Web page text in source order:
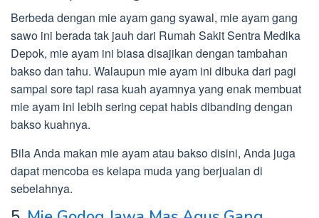
Berbeda dengan mie ayam gang syawal, mie ayam gang
sawo ini berada tak jauh dari Rumah Sakit Sentra Medika
Depok, mie ayam ini biasa disajikan dengan tambahan
bakso dan tahu. Walaupun mie ayam ini dibuka dari pagi
sampai sore tapi rasa kuah ayamnya yang enak membuat
mie ayam ini lebih sering cepat habis dibanding dengan
bakso kuahnya.
Bila Anda makan mie ayam atau bakso disini, Anda juga
dapat mencoba es kelapa muda yang berjualan di
sebelahnya.